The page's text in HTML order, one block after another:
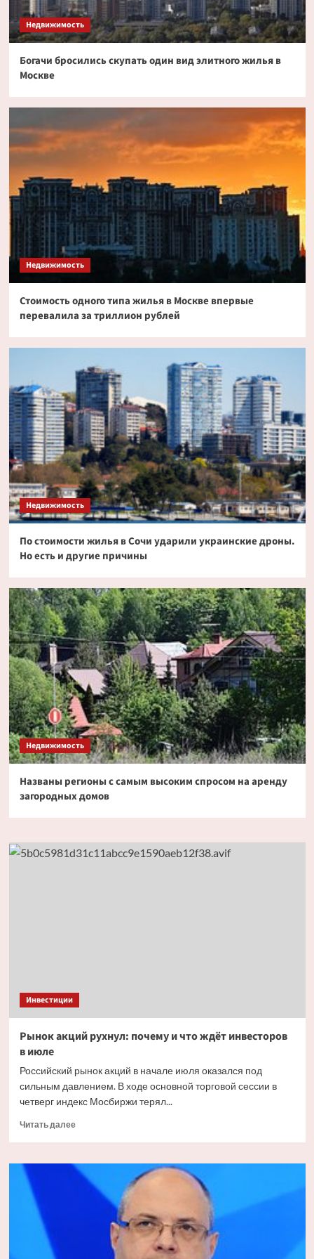
3
токенизированных акциях
Криптовалюта
Криптовалюта
Эксперт PlanB допустил снижение биткоина
до $52 000
Недвижимость
Богачи бросились скупать один вид элитного жилья в
Москве
Недвижимость
Стоимость одного типа жилья в Москве впервые
перевалила за триллион рублей
Недвижимость
По стоимости жилья в Сочи ударили украинские дроны.
Но есть и другие причины
Недвижимость
Названы регионы с самым высоким спросом на аренду
загородных домов
Инвестиции
Рынок акций рухнул: почему и что ждёт инвесторов
в июле
Российский рынок акций в начале июля оказался под
сильным давлением. В ходе основной торговой сессии в
четверг индекс Мосбиржи терял...
Читать далееПрочитать
Рынок
акций
рухнул:
инвесторов